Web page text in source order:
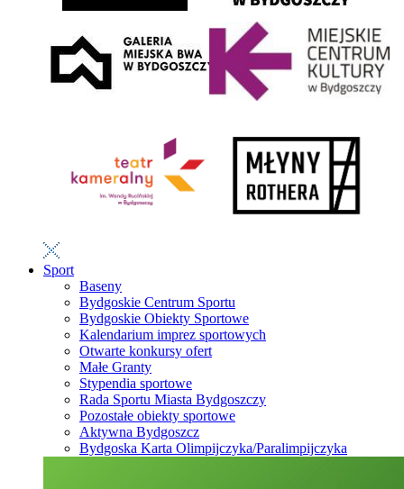
Sport
Baseny
Bydgoskie Centrum Sportu
Bydgoskie Obiekty Sportowe
Kalendarium imprez sportowych
Otwarte konkursy ofert
Małe Granty
Stypendia sportowe
Rada Sportu Miasta Bydgoszczy
Pozostałe obiekty sportowe
Aktywna Bydgoszcz
Bydgoska Karta Olimpijczyka/Paralimpijczyka